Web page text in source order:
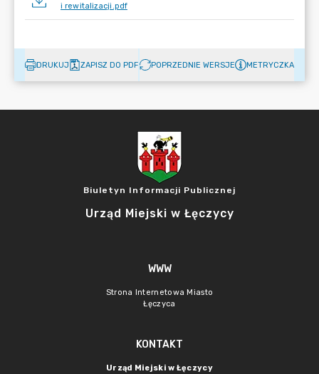
i rewitalizacji.pdf
DRUKUJ ZAPISZ DO PDF POPRZEDNIE WERSJE METRYCZKA
Biuletyn Informacji Publicznej
Urząd Miejski w Łęczycy
WWW
Strona Internetowa Miasto
Łęczyca
KONTAKT
Urząd Miejski w Łęczycy